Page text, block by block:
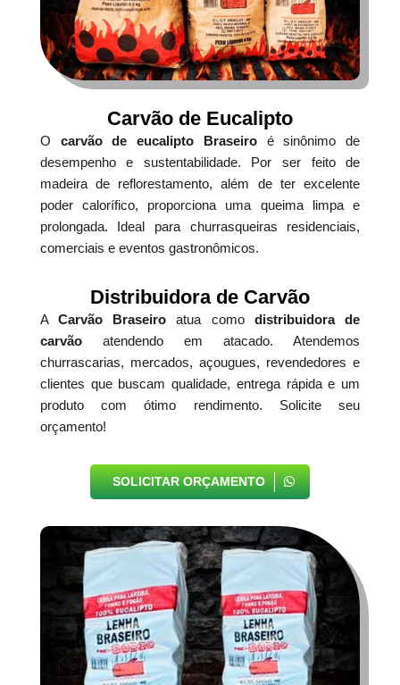
Carvão de Eucalipto
O carvão de eucalipto Braseiroé sinônimo de
desempenho e sustentabilidade. Por ser feito de
madeira de reflorestamento, além de ter excelente
poder calorífico, proporciona uma queima limpa e
prolongada. Ideal para churrasqueiras residenciais,
comerciais e eventos gastronômicos.
Distribuidora de Carvão
ACarvão Braseiro atua como distribuidora de
carvãoatendendo em atacado. Atendemos
churrascarias, mercados, açougues, revendedores e
clientes que buscam qualidade, entrega rápida e um
produto com ótimo rendimento. Solicite seu
orçamento!
SOLICITAR ORÇAMENTO